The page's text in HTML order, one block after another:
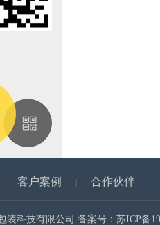
客户案例 合作伙伴
装科技有限公司 备案号： 苏ICP备